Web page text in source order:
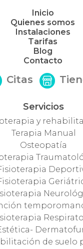
Inicio
Quienes somos
Instalaciones
Tarifas
Blog
Contacto
Citas
Servicios
y
Terapia Manual
Osteopatía
de suelo